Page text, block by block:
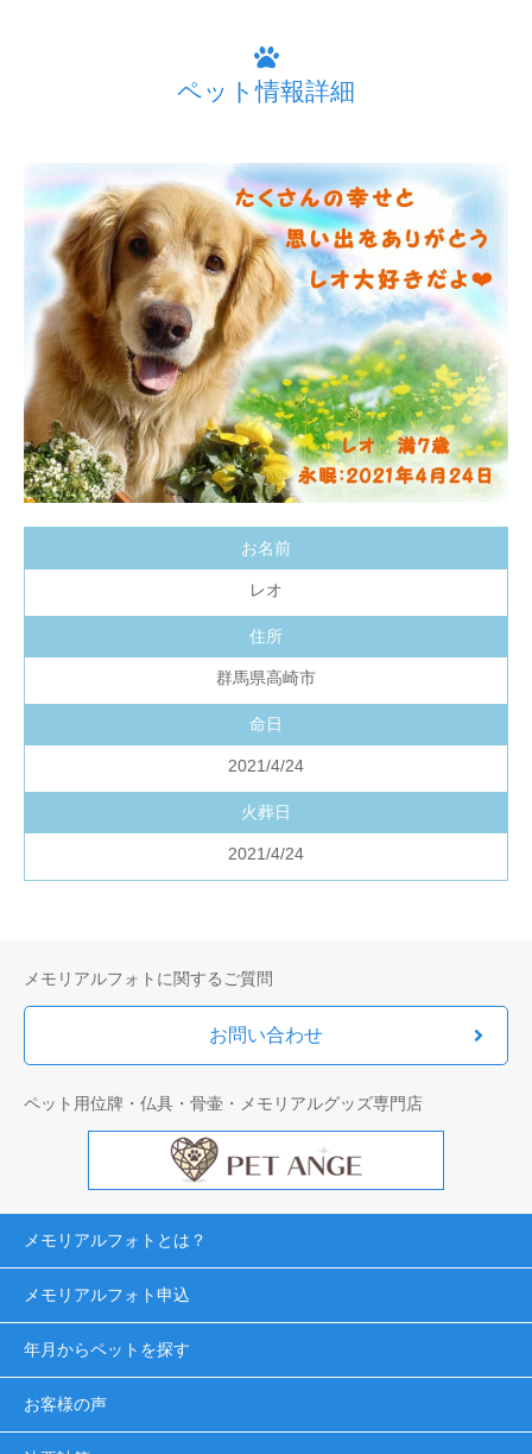
ペット情報詳細
お名前
レオ
住所
群馬県高崎市
命日
2021/4/24
火葬日
2021/4/24
メモリアルフォトに関するご質問
お問い合わせ
ペット用位牌・仏具・骨壷・メモリアルグッズ専門店
メモリアルフォトとは？
メモリアルフォト申込
年月からペットを探す
お客様の声